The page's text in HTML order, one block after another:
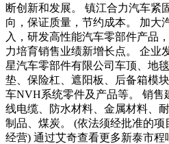
断创新和发展。 镇江合力汽车紧
向，保证质量，节约成本。 加大
入，研发高性能汽车零部件产品
力培育销售业绩新增长点。 企业
星汽车零部件有限公司车顶、地
垫、保险杠、遮阳板、后备箱模
车NVH系统零件及产品等。 销售
线电缆、防水材料、金属材料、
制品、煤炭。 (依法须经批准的
经营) 通过艾奇查看更多新泰市